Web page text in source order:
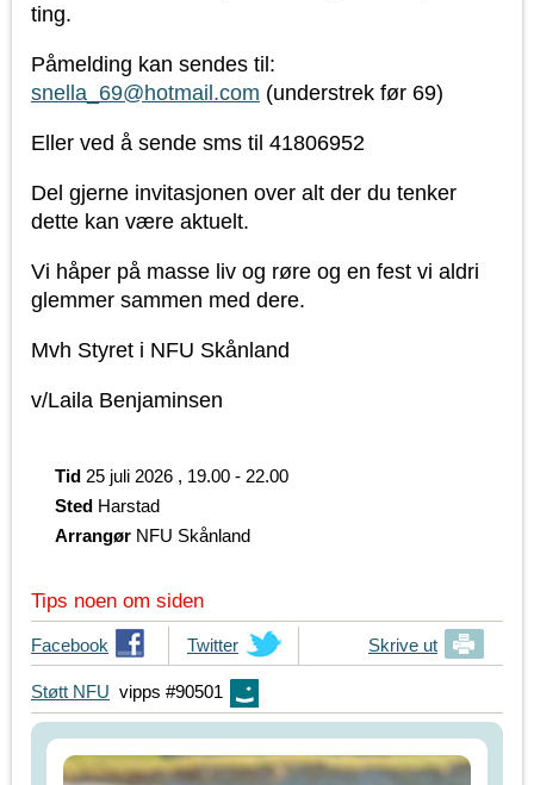
ting.
Påmelding kan sendes til:
snella_69@hotmail.com (understrek før 69)
Eller ved å sende sms til 41806952
Del gjerne invitasjonen over alt der du tenker
dette kan være aktuelt.
Vi håper på masse liv og røre og en fest vi aldri
glemmer sammen med dere.
Mvh Styret i NFU Skånland
v/Laila Benjaminsen
Tid 25 juli 2026 , 19.00 - 22.00
Sted Harstad
Arrangør NFU Skånland
Tips noen om siden
T
i
p
s
Facebook
T
i
p
s
i
Twitter Skrive ut
Støtt NFU vipps #90501